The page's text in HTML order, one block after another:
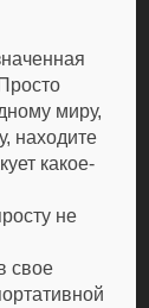
миру,
находите
какое-
не
свое